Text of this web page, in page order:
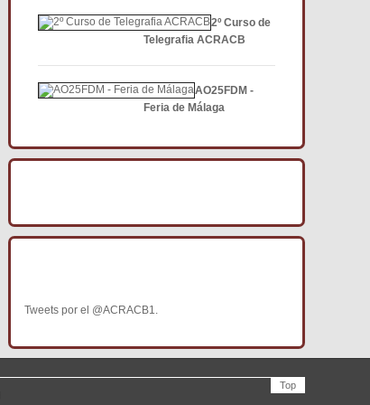
2º Curso de
Telegrafia ACRACB
AO25FDM -
Feria de Málaga
Tweets por el @ACRACB1.
Top